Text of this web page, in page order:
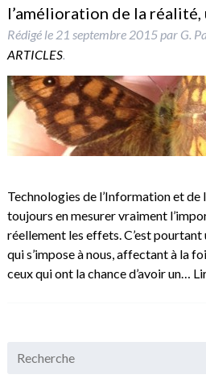
l’amélioration de la réalité,
Rédigé le 21 septembre 2015par G.
ARTICLES.
Technologies de l’Information et de
toujours en mesurer vraiment
réellement les effets. C’est
qui s’impose à nous, affectant à la
ceux qui ont la chance d’avoir un…